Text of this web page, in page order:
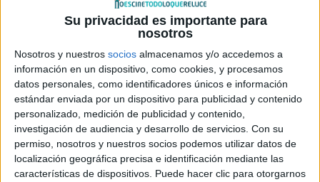
Su privacidad es importante para
nosotros
Nosotros y nuestros socios almacenamos y/o accedemos a
información en un dispositivo, como cookies, y procesamos
datos personales, como identificadores únicos e información
estándar enviada por un dispositivo para publicidad y contenido
personalizado, medición de publicidad y contenido,
investigación de audiencia y desarrollo de servicios. Con su
permiso, nosotros y nuestros socios podemos utilizar datos de
localización geográfica precisa e identificación mediante las
características de dispositivos. Puede hacer clic para otorgarnos
La guardiana se apiada de él y decide darle otras nueve
vidas. Lo que Becket no sabe es que, ahora, en cada nueva
la Tierra como ratón, cucaracha, mofeta, perro… Gracias a
su nueva oportunidad Becket aprenderá una valiosa
lección vital. Y es que, a veces, debemos recorrer diversos
caminos para encontrar nuestra mejor versión.
Los encargados de poner voz a los personajes de esta
tierna historia sonMo Gilligan, que debuta como actor de